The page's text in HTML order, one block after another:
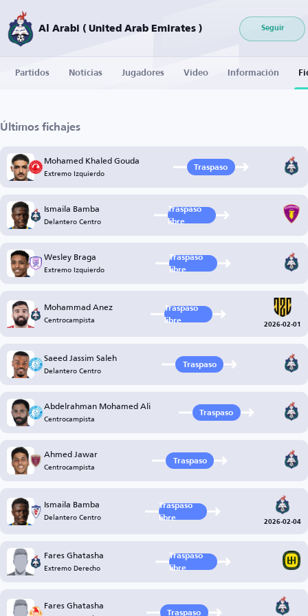
Al Arabi ( United Arab Emirates ) Seguir
Partidos Noticias Jugadores Vídeo Información
Últimos fichajes
Mohamed Khaled Gouda
Extremo Izquierdo Traspaso
Ismaila Bamba
Delantero Centro
Traspaso
libre
Wesley Braga
Extremo Izquierdo
Traspaso
libre
Mohammad Anez
Centrocampista
Traspaso
libre
2026-02-01
Saeed Jassim Saleh
Delantero Centro Traspaso
Abdelrahman Mohamed Ali
Centrocampista Traspaso
Ahmed Jawar
Centrocampista Traspaso
Ismaila Bamba
Delantero Centro
Traspaso
libre
2026-02-04
Fares Ghatasha
Extremo Derecho
Traspaso
libre
Fares Ghatasha Traspaso